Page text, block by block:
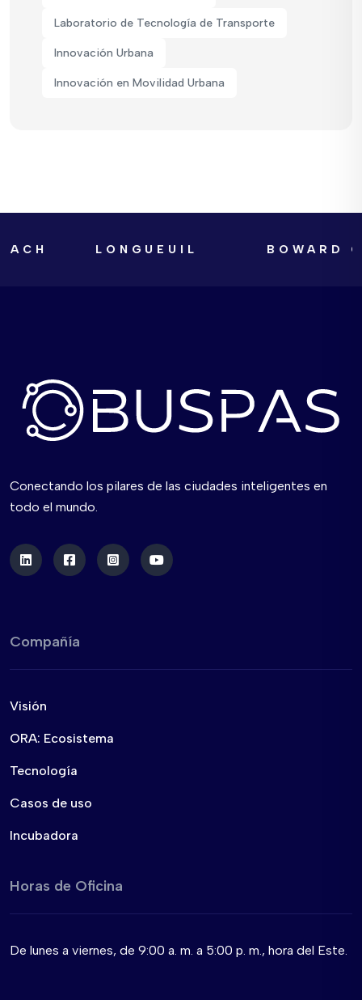
Laboratorio de Tecnología de Transporte
Innovación Urbana
Innovación en Movilidad Urbana
LONGUEUIL BOWARD
Conectando los pilares de las ciudades inteligentes en
todo el mundo.
Compañía
Visión
ORA: Ecosistema
Tecnología
Casos de uso
Incubadora
Horas de Oficina
De lunes a viernes, de 9:00 a. m. a 5:00 p. m., hora del Este.